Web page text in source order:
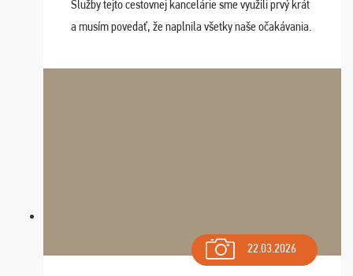
Služby tejto cestovnej kancelárie sme využili prvý krát
a musím povedať, že naplnila všetky naše očakávania.
dispozícii nonstop (milí, profesionálni ...
22.03.2026